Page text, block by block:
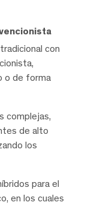
con
o de forma
complejas,
de alto
los
para el
en los cuales